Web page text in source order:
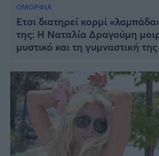
ΟΜΟΡΦΙΑ
Έτσι διατηρεί κορμί
της: Η Ναταλία Δραγούμη
μυστικό και τη γυμναστική της